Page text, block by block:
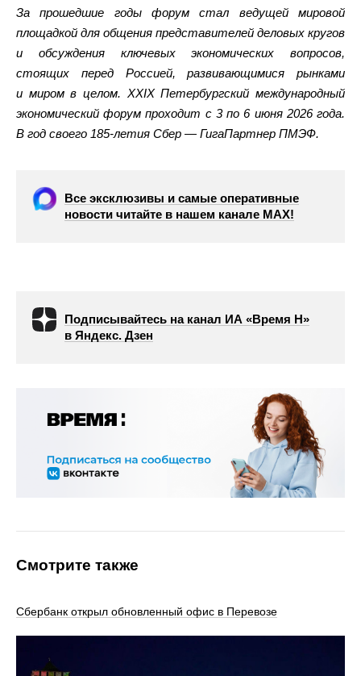
За прошедшие годы форум стал ведущей мировой
площадкой для общения представителей деловых кругов
и обсуждения ключевых экономических вопросов,
стоящих перед Россией, развивающимися рынками
и миром в целом. XXIX Петербургский международный
экономический форум проходит с 3 по 6 июня 2026 года.
В год своего 185-летия Сбер — ГигаПартнер ПМЭФ.
Все эксклюзивы и самые оперативные
новости читайте в нашем канале МАХ!
Подписывайтесь на канал ИА «Время Н»
в Яндекс. Дзен
Смотрите также
Сбербанк открыл обновленный офис в Перевозе